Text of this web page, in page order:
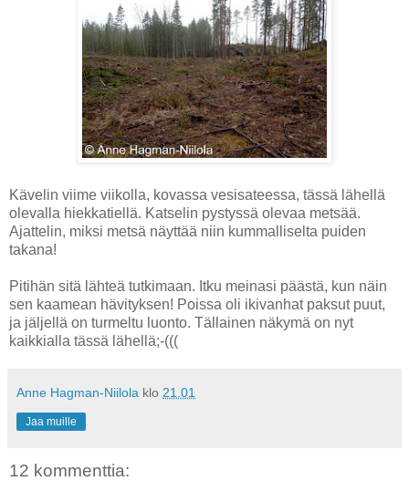
Kävelin viime viikolla, kovassa vesisateessa, tässä lähellä
olevalla hiekkatiellä. Katselin pystyssä olevaa metsää.
Ajattelin, miksi metsä näyttää niin kummalliselta puiden
takana!
Pitihän sitä lähteä tutkimaan. Itku meinasi päästä, kun näin
sen kaamean hävityksen! Poissa oli ikivanhat paksut puut,
ja jäljellä on turmeltu luonto. Tällainen näkymä on nyt
kaikkialla tässä lähellä;-(((
Anne Hagman-Niilola klo 21.01
Jaa muille
12 kommenttia: